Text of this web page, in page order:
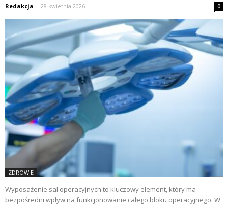
Redakcja - 28 kwietnia 2026 0
ZDROWIE
Wyposażenie sal operacyjnych to kluczowy element, który ma
bezpośredni wpływ na funkcjonowanie całego bloku operacyjnego. W